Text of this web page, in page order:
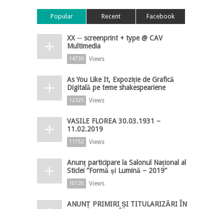
Popular Recent Facebook
XX ─ screenprint + type @ CAV
Multimedia
14739 Views
As You Like It, Expoziție de Grafică
Digitală pe teme shakespeariene
12325 Views
VASILE FLOREA 30.03.1931 –
11.02.2019
11752 Views
Anunț participare la Salonul Național al
Sticlei ”Formă și Lumină – 2019”
10726 Views
ANUNȚ PRIMIRI ȘI TITULARIZĂRI ÎN